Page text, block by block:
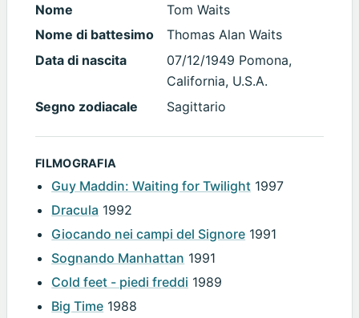
Nome
Tom Waits
Nome di battesimo
Thomas Alan Waits
Data di nascita
07/12/1949 Pomona,
California, U.S.A.
Segno zodiacale
Sagittario
FILMOGRAFIA
Guy Maddin: Waiting for Twilight 1997
Dracula 1992
Giocando nei campi del Signore 1991
Sognando Manhattan 1991
Cold feet - piedi freddi 1989
Big Time 1988